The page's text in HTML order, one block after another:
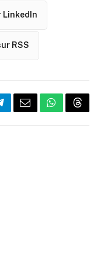
LinkedIn
RSS
EmailWhatsApp